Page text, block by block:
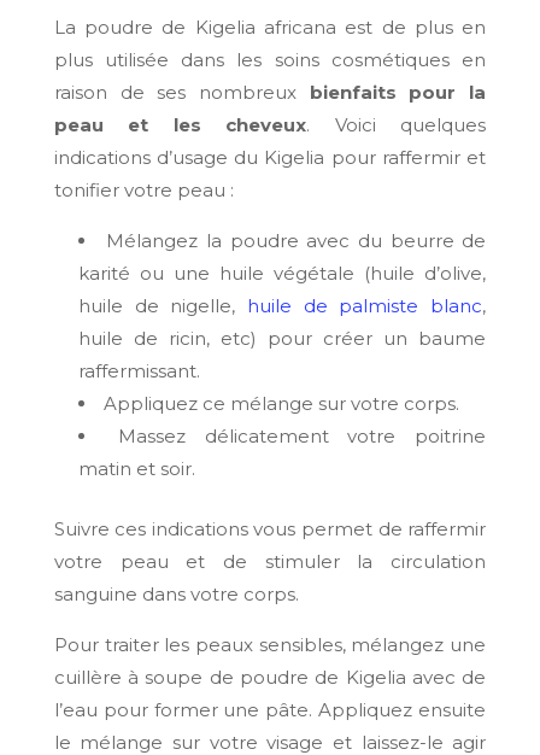
La poudre de Kigelia africana est de plus en
plus utilisée dans les soins cosmétiques en
raison de ses nombreux bienfaits pour la
peau et les cheveux. Voici quelques
indications d’usage du Kigelia pour raffermir et
tonifier votre peau :
Mélangez la poudre avec du beurre de
karité ou une huile végétale (huile d’olive,
huile de nigelle, huile de palmiste blanc,
huile de ricin, etc) pour créer un baume
raffermissant.
Appliquez ce mélange sur votre corps.
Massez délicatement votre poitrine
matin et soir.
Suivre ces indications vous permet de raffermir
votre peau et de stimuler la circulation
sanguine dans votre corps.
Pour traiter les peaux sensibles, mélangez une
cuillère à soupe de poudre de Kigelia avec de
l’eau pour former une pâte. Appliquez ensuite
le mélange sur votre visage et laissez-le agir